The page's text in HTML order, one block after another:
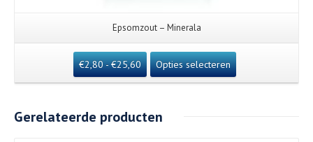
Epsomzout – Minerala
€2,80- €25,60 Opties selecteren
Gerelateerde producten